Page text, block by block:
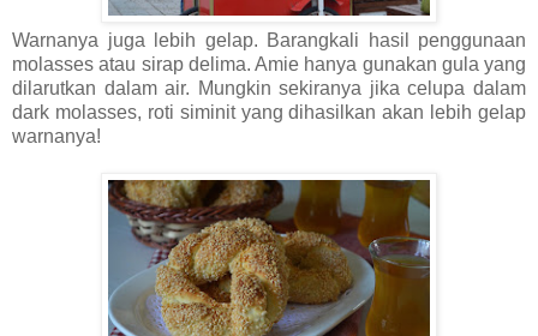
Warnanya juga lebih gelap. Barangkali hasil penggunaan
molasses atau sirap delima. Amie hanya gunakan gula yang
dilarutkan dalam air. Mungkin sekiranya jika celupa dalam
dark molasses, roti siminit yang dihasilkan akan lebih gelap
warnanya!